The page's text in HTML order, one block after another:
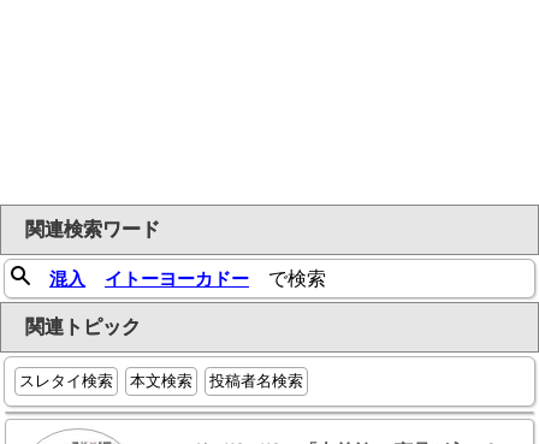
関連検索ワード
混入 イトーヨーカドー で検索
関連トピック
スレタイ検索 本文検索 投稿者名検索